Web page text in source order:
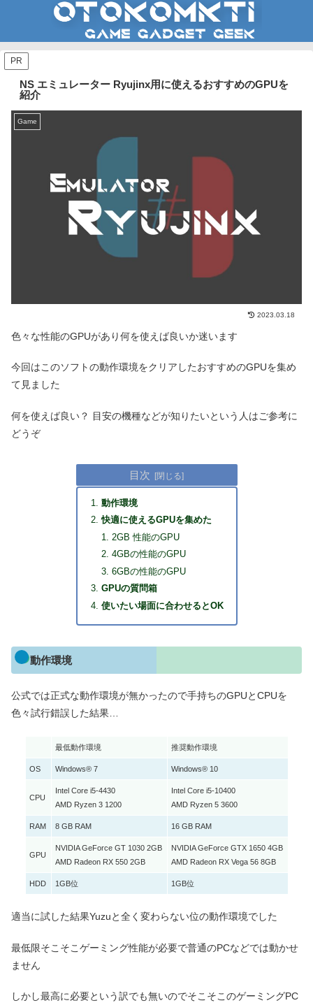
PR
NS エミュレーター Ryujinx用に使えるおすすめのGPUを
紹介
Game
2023.03.18
色々な性能のGPUがあり何を使えば良いか迷います
今回はこのソフトの動作環境をクリアしたおすすめのGPUを集め
て見ました
何を使えば良い？ 目安の機種などが知りたいという人はご参考に
どうぞ
目次
動作環境
快適に使えるGPUを集めた
2GB 性能のGPU
4GBの性能のGPU
6GBの性能のGPU
GPUの質問箱
使いたい場面に合わせるとOK
動作環境
公式では正式な動作環境が無かったので手持ちのGPUとCPUを
色々試行錯誤した結果…
最低動作環境 推奨動作環境
OS Windows® 7 Windows® 10
CPU
Intel Core i5-4430
AMD Ryzen 3 1200
Intel Core i5-10400
AMD Ryzen 5 3600
RAM 8 GB RAM 16 GB RAM
GPU
NVIDIA GeForce GT 1030 2GB
AMD Radeon RX 550 2GB
NVIDIA GeForce GTX 1650 4GB
AMD Radeon RX Vega 56 8GB
HDD 1GB位 1GB位
適当に試した結果Yuzuと全く変わらない位の動作環境でした
最低限そこそこゲーミング性能が必要で普通のPCなどでは動かせ
ません
しかし最高に必要という訳でも無いのでそこそこのゲーミングPC